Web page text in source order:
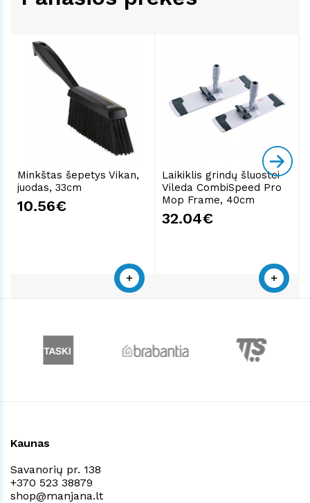
Minkštas šepetys Vikan,
juodas, 33cm
10.56€
Laikiklis grindų šluostei
Vileda CombiSpeed Pro
Mop Frame, 40cm
32.04€
Kaunas
Savanorių pr. 138
+370 523 38879
shop@manjana.lt